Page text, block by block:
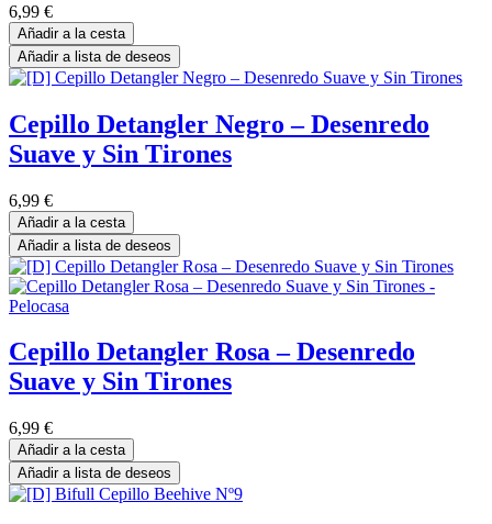
6,99 €
Añadir a la cesta
Añadir a lista de deseos
Cepillo Detangler Negro – Desenredo
Suave y Sin Tirones
6,99 €
Añadir a la cesta
Añadir a lista de deseos
Cepillo Detangler Rosa – Desenredo
Suave y Sin Tirones
6,99 €
Añadir a la cesta
Añadir a lista de deseos